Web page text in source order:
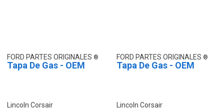
FORD PARTES ORIGINALES
Tapa De Gas - OEM
Lincoln Corsair
FORD PARTES ORIGINALES
Tapa De Gas - OEM
Lincoln Corsair